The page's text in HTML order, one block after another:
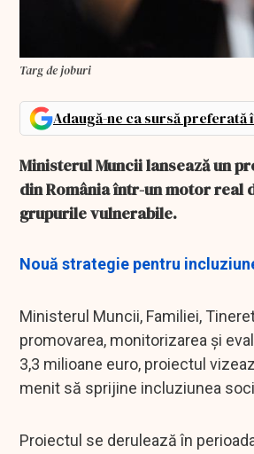
Targ de joburi
Adaugă-ne ca sursă preferată
Ministerul Muncii lansează un
din România într-un motor real
grupurile vulnerabile.
Nouă strategie pentru
Ministerul Muncii, Familiei,
promovarea, monitorizarea și
3,3 milioane euro, proiectul
menit să sprijine incluziunea
Proiectul se derulează în